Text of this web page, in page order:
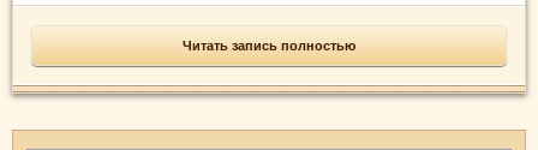
Читать запись полностью